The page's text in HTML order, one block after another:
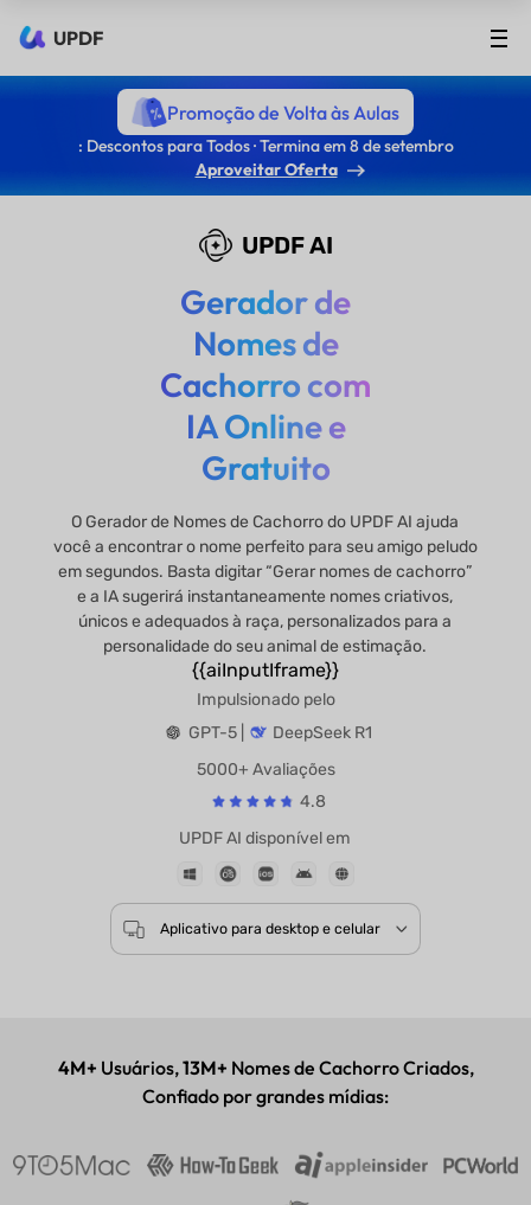
UPDF
Promoção de Volta às Aulas
: Descontos para Todos · Termina em 8 de setembro
Aproveitar Oferta
UPDF AI
Gerador de
Nomes de
Cachorro com
IA Online e
Gratuito
O Gerador de Nomes de Cachorro do UPDF AI ajuda
você a encontrar o nome perfeito para seu amigo peludo
em segundos. Basta digitar “Gerar nomes de cachorro”
e a IA sugerirá instantaneamente nomes criativos,
únicos e adequados à raça, personalizados para a
personalidade do seu animal de estimação.
{{aiInputIframe}}
Impulsionado pelo
GPT-5 |
DeepSeek R1
5000+ Avaliações
4.8
UPDF AI disponível em
4M+ Usuários,13M+ Nomes de Cachorro Criados,
Confiado por grandes mídias: